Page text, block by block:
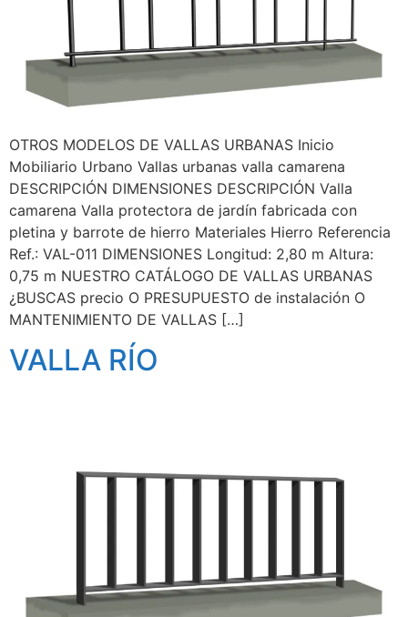
OTROS MODELOS DE VALLAS URBANAS Inicio
Mobiliario Urbano Vallas urbanas valla camarena
DESCRIPCIÓN DIMENSIONES DESCRIPCIÓN Valla
camarena Valla protectora de jardín fabricada con
pletina y barrote de hierro Materiales Hierro Referencia
Ref.: VAL-011 DIMENSIONES Longitud: 2,80 m Altura:
0,75 m NUESTRO CATÁLOGO DE VALLAS URBANAS
¿BUSCAS precio O PRESUPUESTO de instalación O
MANTENIMIENTO DE VALLAS […]
VALLA RÍO